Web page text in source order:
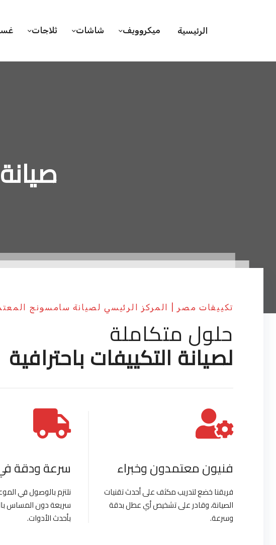
الرئيسية ميكروويف شاشات ثلاجات
تكييفات مصر | المركز الرئيسي لصيانة سامسونج
حلول متكاملة
لصيانة التكييفات باحترافية
فنيون معتمدون وخبراء
فريقنا خضع لتدريب مكثف على أحدث تقنيات
الصيانة، وقادر على تشخيص أي عطل بدقة
وسرعة.
سرعة ودقة
نلتزم بالوصول في
سريعة دون المساس
بأحدث الأدوات.